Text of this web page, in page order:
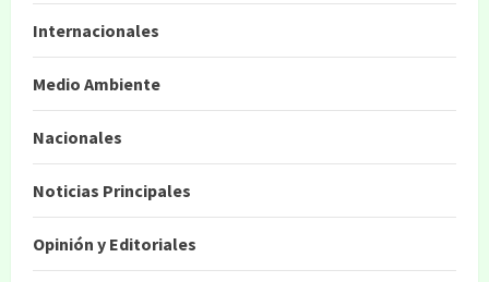
Internacionales
Medio Ambiente
Nacionales
Noticias Principales
Opinión y Editoriales